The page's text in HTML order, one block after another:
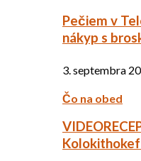
Pečiem v
nákyp s
3. septembra
Čo na obed